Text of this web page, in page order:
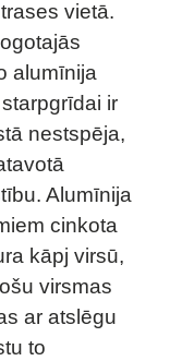
vietā.
alumīnija
ir
nestspēja,
Alumīnija
cinkota
kāpj virsū,
virsmas
ar atslēgu
to